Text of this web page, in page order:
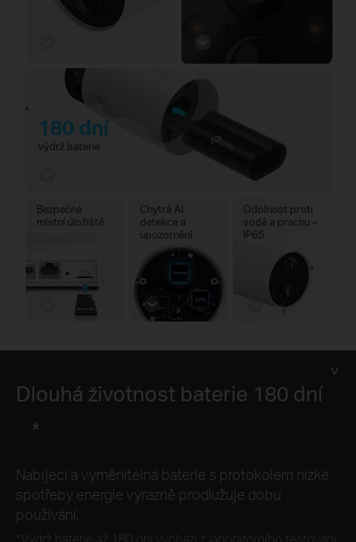
180 dní
výdrž baterie
*
Bezpečné
místní úložiště
Chytrá AI
detekce a
upozornění
Odolnost proti
vodě a prachu –
IP65
Dlouhá životnost baterie 180 dní
*
Nabíjecí a vyměnitelná baterie s protokolem nízké
spotřeby energie výrazně prodlužuje dobu
používání.